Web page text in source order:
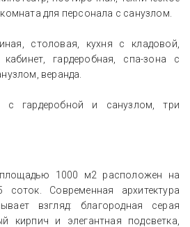
для персонала с санузлом.
столовая, кухня с кладовой,
гардеробная, спа-зона с
веранда.
с гардеробной и санузлом, три
1000 м2 расположен на
соток. Современная архитектура
взгляд: благородная серая
кирпич и элегантная подсветка,